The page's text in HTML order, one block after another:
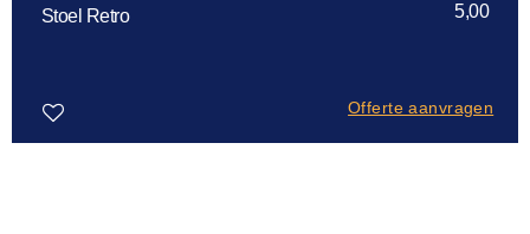
Stoel Retro 5,00
Offerte aanvragen